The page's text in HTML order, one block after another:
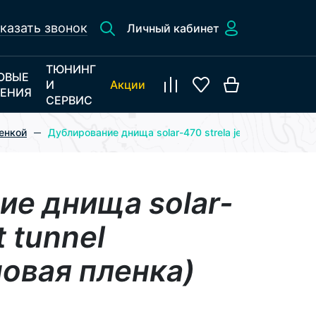
звонок Личный кабинет
ТЮНИНГ
И
СЕРВИС
Акции
Дублирование днища solar-470 strela jet tunnel
днища solar-
tunnel
пленка)